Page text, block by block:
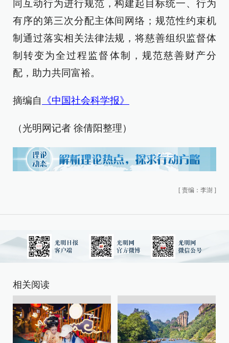
同互动行为进行规范，构建起目标统一、行为
有序的第三次分配主体间网络；规范性约束机
制通过落实相关法律法规，将慈善组织监督体
制转变为全过程监督体制，规范慈善财产分
配，助力共同富裕。
摘编自 《中国社会科学报》
（光明网记者 徐倩阳整理）
[ 责编：李澍 ]
相关阅读